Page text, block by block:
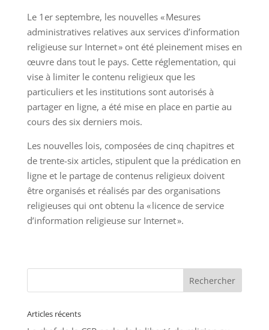
Le 1er septembre, les nouvelles « Mesures
administratives relatives aux services d’information
religieuse sur Internet » ont été pleinement mises en
œuvre dans tout le pays. Cette réglementation, qui
vise à limiter le contenu religieux que les
particuliers et les institutions sont autorisés à
partager en ligne, a été mise en place en partie au
cours des six derniers mois.
Les nouvelles lois, composées de cinq chapitres et
de trente-six articles, stipulent que la prédication en
ligne et le partage de contenus religieux doivent
être organisés et réalisés par des organisations
religieuses qui ont obtenu la « licence de service
d’information religieuse sur Internet ».
Articles récents